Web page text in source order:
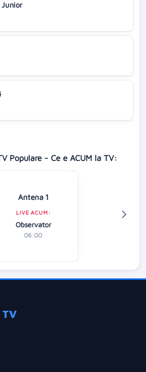
Junior
Populare - Ce e ACUM la TV:
Antena 1
LIVE ACUM:
Observator
06:00
TV